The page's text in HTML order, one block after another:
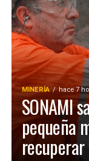
MINERÍA hace 7
SONAMI
pequeña